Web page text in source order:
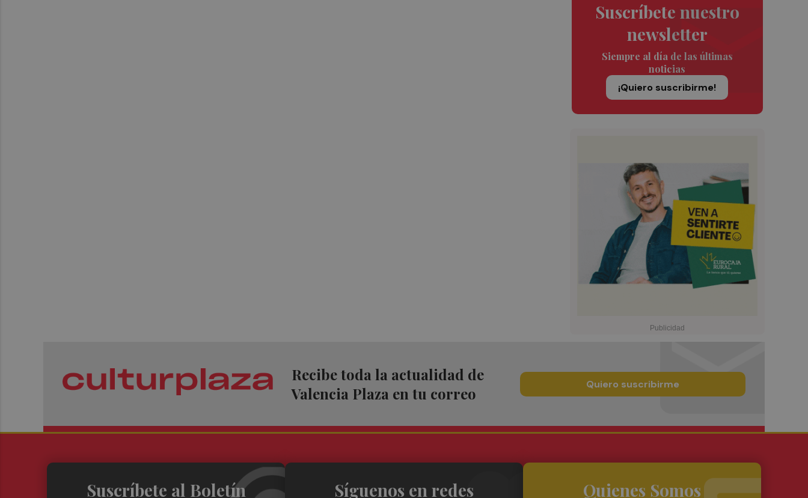
Suscríbete nuestro
newsletter
Siempre al día de las últimas
noticias
¡Quiero suscribirme!
Recibe toda la actualidad de
Valencia Plaza en tu correo
Quiero suscribirme
Suscríbete al Boletín Síguenos en redes Quienes Somos